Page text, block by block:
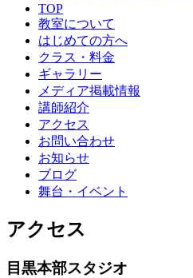
TOP
教室について
はじめての方へ
クラス・料金
ギャラリー
メディア掲載情報
講師紹介
アクセス
お問い合わせ
お知らせ
ブログ
舞台・イベント
アクセス
目黒本部スタジオ